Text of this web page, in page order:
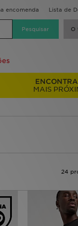
encomenda Lista de
O
MAIS
24